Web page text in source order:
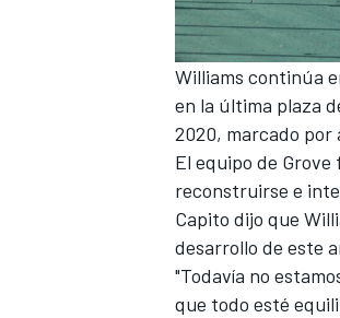
Williams continúa
en la última plaza
2020, marcado
El equipo de Grove
reconstruirse e
Capito dijo que
desarrollo de este
"Todavía no
que todo esté